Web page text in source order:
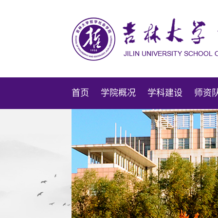
首页 学院概况 学科建设 师资